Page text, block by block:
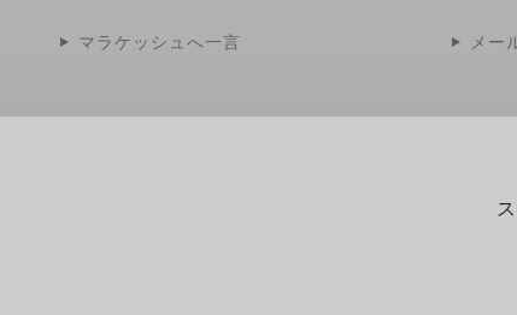
マラケッシュへ一言 メー